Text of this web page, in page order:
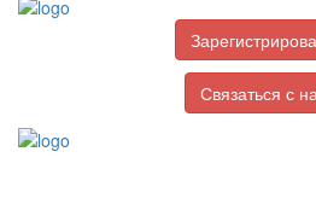
Связаться с